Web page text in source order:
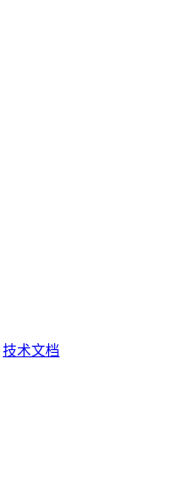
技术文档